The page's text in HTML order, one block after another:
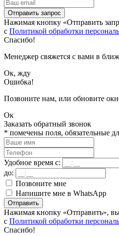
Отправить запрос
Нажимая кнопку «Отправить
с Политикой обработки
Спасибо!
Менеджер свяжется с вами в
Ок, жду
Ошибка!
Позвоните нам, или обновите
Ок
Заказать обратный звонок
* помечены поля, обязательные
Удобное время с:
до:
Позвоните мне
Напишите мне в WhatsApp
Отправить
Нажимая кнопку «Отправить», вы
с Политикой обработки
Спасибо!